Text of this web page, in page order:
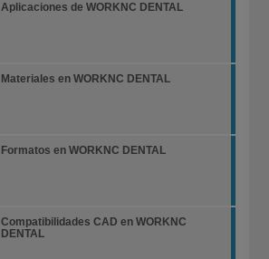
Aplicaciones de WORKNC DENTAL
Materiales en WORKNC DENTAL
Formatos en WORKNC DENTAL
Compatibilidades CAD en WORKNC
DENTAL